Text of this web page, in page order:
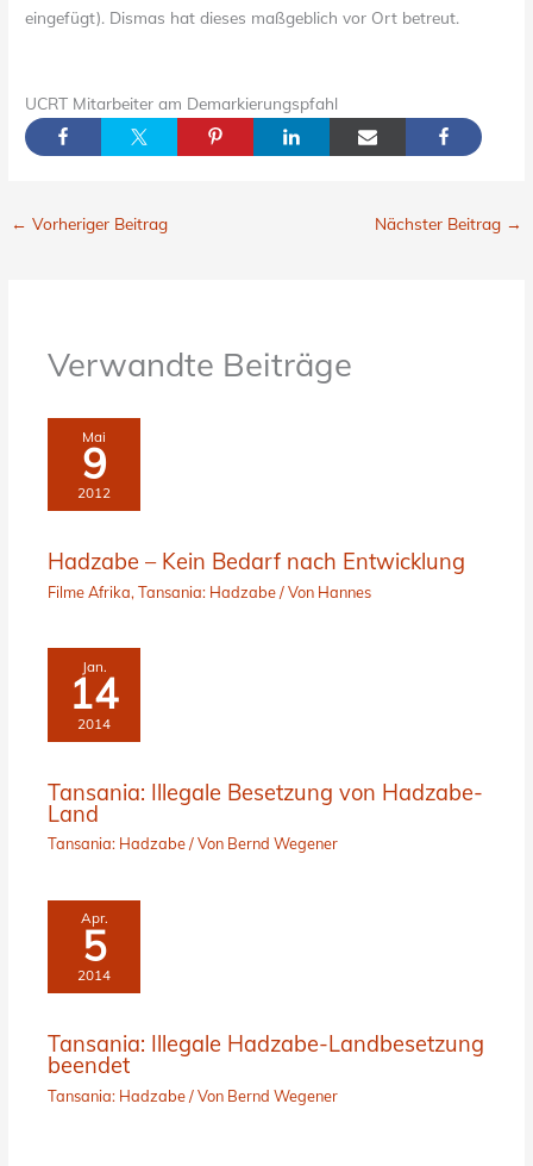
eingefügt). Dismas hat dieses maßgeblich vor Ort betreut.
UCRT Mitarbeiter am Demarkierungspfahl
← Vorheriger Beitrag Nächster Beitrag →
Verwandte Beiträge
Mai
9
2012
Hadzabe – Kein Bedarf nach Entwicklung
Filme Afrika,Tansania: Hadzabe/ Von Hannes
Jan.
14
2014
Tansania: Illegale Besetzung von Hadzabe-
Land
Tansania: Hadzabe/ Von Bernd Wegener
Apr.
5
2014
Tansania: Illegale Hadzabe-Landbesetzung
beendet
Tansania: Hadzabe/ Von Bernd Wegener